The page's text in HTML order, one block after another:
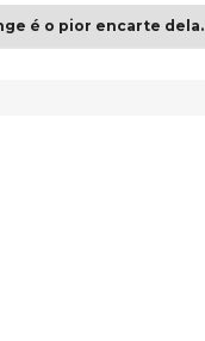
é o pior encarte dela.